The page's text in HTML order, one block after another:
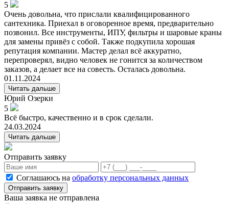
5
Очень довольна, что прислали квалифицированного
сантехника. Приехал в оговоренное время, предварительно
позвонил. Все инструменты, ИПУ, фильтры и шаровые краны
для замены привёз с собой. Также подкупила хорошая
репутация компании. Мастер делал всё аккуратно,
перепроверял, видно человек не гонится за количеством
заказов, а делает все на совесть. Осталась довольна.
01.11.2024
Читать дальше
Юрий Озерки
5
Всё быстро, качественно и в срок сделали.
24.03.2024
Читать дальше
Отправить заявку
Соглашаюсь на обработку персональных данных
Отправить заявку
Ваша заявка не отправлена